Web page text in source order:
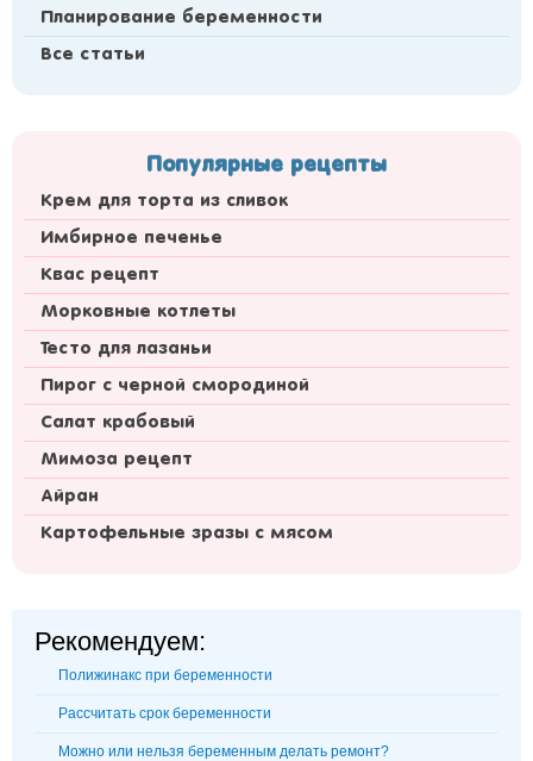
Планирование беременности
Все статьи
Популярные рецепты
Крем для торта из сливок
Имбирное печенье
Квас рецепт
Морковные котлеты
Тесто для лазаньи
Пирог с черной смородиной
Салат крабовый
Мимоза рецепт
Айран
Картофельные зразы с мясом
Рекомендуем:
Полижинакс при беременности
Рассчитать срок беременности
Можно или нельзя беременным делать ремонт?